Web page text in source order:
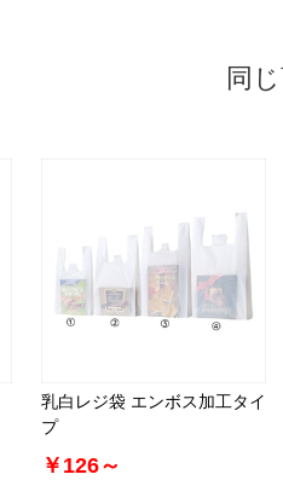
同
乳白レジ袋 エンボス加工タイ
プ
￥126～